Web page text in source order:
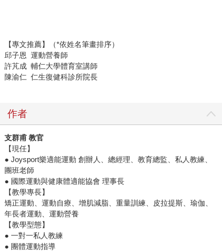
【專文推薦】（*依姓名筆畫排序）
邱子恩 運動營養師
許芃成 輔仁大學體育室講師
陳渝仁 仁生復健科診所院長
作者
支群甫 教官
【現任】
● Joysport樂適能運動 創辦人、總經理、教育總監、私人教練、
團班老師
● 國際運動與健康體適能協會 理事長
【教學專長】
矯正運動、運動自療、增肌減脂、重量訓練、皮拉提斯、瑜伽、
年長者運動、運動營養
【教學型態】
● 一對一私人教練
● 團體運動指導